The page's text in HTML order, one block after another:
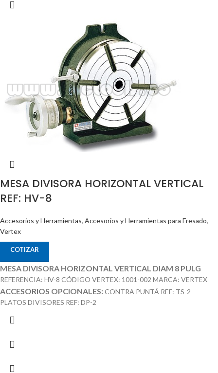
MESA DIVISORA HORIZONTAL VERTICAL
REF: HV-8
Accesorios y Herramientas, Accesorios y Herramientas para Fresado,
Vertex
COTIZAR
MESA DIVISORA HORIZONTAL VERTICAL DIAM 8 PULG
REFERENCIA: HV-8 CÓDIGO VERTEX: 1001-002 MARCA: VERTEX
ACCESORIOS OPCIONALES:CONTRA PUNTÁ REF: TS-2
PLATOS DIVISORES REF: DP-2